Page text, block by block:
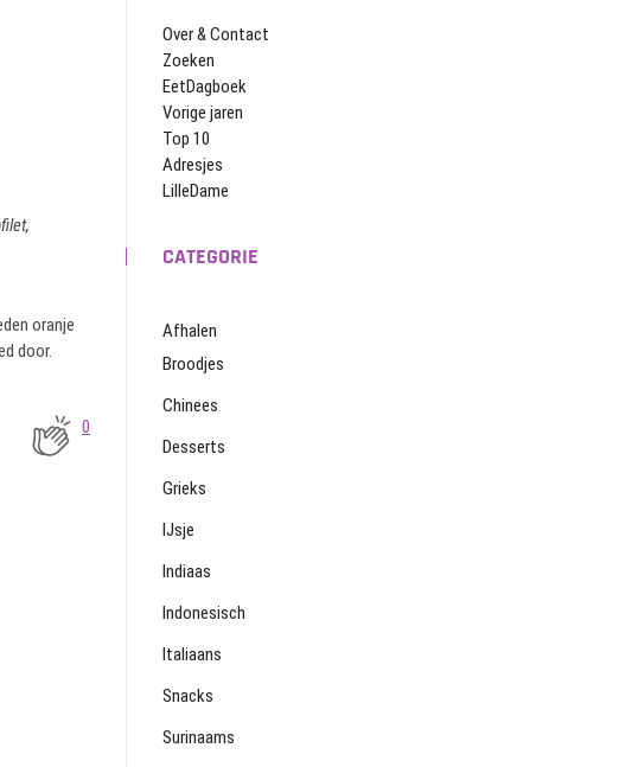
oranje
door.
0
Over & Contact
Zoeken
EetDagboek
Vorige jaren
Top 10
Adresjes
LilleDame
CATEGORIE
Afhalen
Broodjes
Chinees
Desserts
Grieks
IJsje
Indiaas
Indonesisch
Italiaans
Snacks
Surinaams